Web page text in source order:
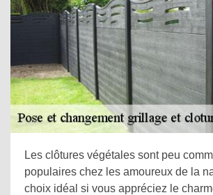
Les clôtures végétales sont peu
populaires chez les amoureux de la
choix idéal si vous appréciez le